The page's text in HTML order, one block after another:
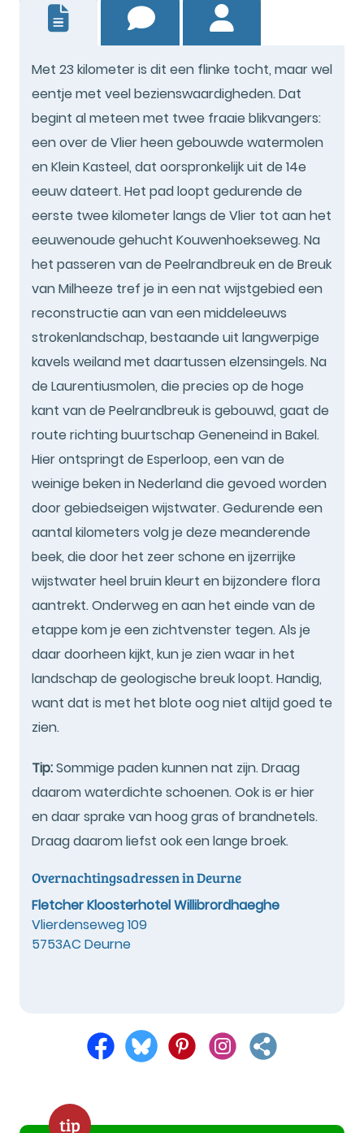
Met 23 kilometer is dit een flinke tocht, maar wel
eentje met veel bezienswaardigheden. Dat
begint al meteen met twee fraaie blikvangers:
een over de Vlier heen gebouwde watermolen
en Klein Kasteel, dat oorspronkelijk uit de 14e
eeuw dateert. Het pad loopt gedurende de
eerste twee kilometer langs de Vlier tot aan het
eeuwenoude gehucht Kouwenhoekseweg. Na
het passeren van de Peelrandbreuk en de Breuk
van Milheeze tref je in een nat wijstgebied een
reconstructie aan van een middeleeuws
strokenlandschap, bestaande uit langwerpige
kavels weiland met daartussen elzensingels. Na
de Laurentiusmolen, die precies op de hoge
kant van de Peelrandbreuk is gebouwd, gaat de
route richting buurtschap Geneneind in Bakel.
Hier ontspringt de Esperloop, een van de
weinige beken in Nederland die gevoed worden
door gebiedseigen wijstwater. Gedurende een
aantal kilometers volg je deze meanderende
beek, die door het zeer schone en ijzerrijke
wijstwater heel bruin kleurt en bijzondere flora
aantrekt. Onderweg en aan het einde van de
etappe kom je een zichtvenster tegen. Als je
daar doorheen kijkt, kun je zien waar in het
landschap de geologische breuk loopt. Handig,
want dat is met het blote oog niet altijd goed te
zien.
Tip:Sommige paden kunnen nat zijn. Draag
daarom waterdichte schoenen. Ook is er hier
en daar sprake van hoog gras of brandnetels.
Draag daarom liefst ook een lange broek.
Overnachtingsadressen in Deurne
Fletcher Kloosterhotel Willibrordhaeghe
Vlierdenseweg 109
5753AC Deurne
tip